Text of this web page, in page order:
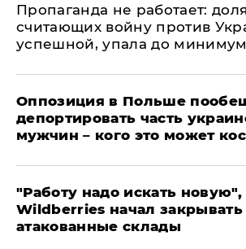
​Пропаганда не работает:
считающих войну против
успешной, упала до
Оппозиция в Польше
депортировать часть
мужчин – кого это может
"Работу надо искать
Wildberries начал закрывать
атакованные склады